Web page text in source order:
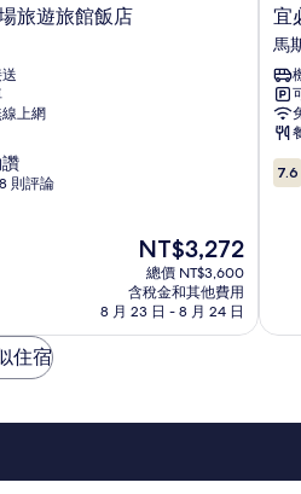
旅遊旅館飯店
上網
則評論
現
在
價
格
為
NT$3,272
總價 NT$3,600
含稅金和其他費用
8 月 23 日 - 8 月 24 日
宜
必
思
雪
梨
機
場
飯
店
宜
馬
7.6
分
哦
論
7.6
住宿